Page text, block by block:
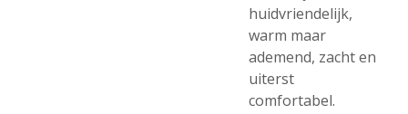
huidvriendelijk,
warm maar
ademend, zacht en
uiterst
comfortabel.